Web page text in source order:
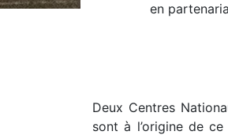
en
Deux Centres
sont à l’origine de